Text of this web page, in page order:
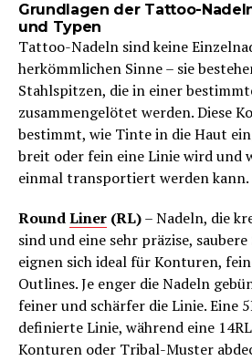
Grundlagen der Tattoo-
und Typen
Tattoo-Nadeln sind keine
herkömmlichen Sinne – sie
Stahlspitzen, die in einer
zusammengelötet werden. Diese
bestimmt, wie Tinte in die Haut
breit oder fein eine Linie wird und
einmal transportiert werden kann.
RoundLiner (RL)– Nadeln, die
sind und eine sehr präzise,
eignen sich ideal für Konturen,
Outlines. Je enger die Nadeln
feiner und schärfer die Linie. Eine
definierte Linie, während eine
Konturen oder Tribal-Muster